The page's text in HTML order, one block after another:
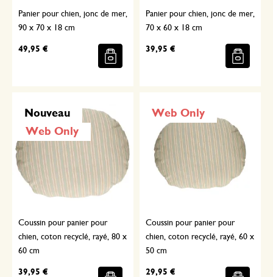
Panier pour chien, jonc de mer,
90 x 70 x 18 cm
49,95 €
Panier pour chien, jonc de mer,
70 x 60 x 18 cm
39,95 €
Nouveau
Web Only
Coussin pour panier pour
chien, coton recyclé, rayé, 80 x
60 cm
39,95 €
Web Only
Coussin pour panier pour
chien, coton recyclé, rayé, 60 x
50 cm
29,95 €